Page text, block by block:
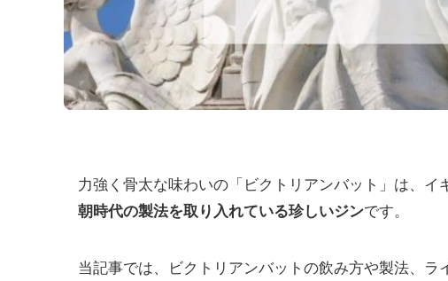
力強く骨太な味わいの「ビクトリアンバット」は、イ
朝時代の製法を取り入れている珍しいジンです。
当記事では、ビクトリアンバットの飲み方や製法、